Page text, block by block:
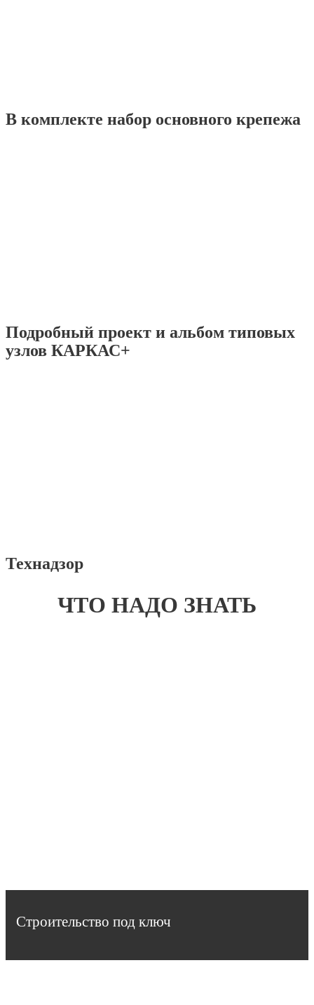
В комплекте набор основного крепежа
Подробный проект и альбом типовых
узлов КАРКАС+
Технадзор
ЧТО НАДО ЗНАТЬ
Строительство под ключ